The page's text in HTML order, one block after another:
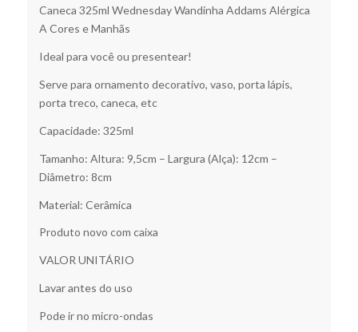
Caneca 325ml Wednesday Wandinha Addams Alérgica
A Cores e Manhãs
Ideal para você ou presentear!
Serve para ornamento decorativo, vaso, porta lápis,
porta treco, caneca, etc
Capacidade: 325ml
Tamanho: Altura: 9,5cm – Largura (Alça): 12cm –
Diâmetro: 8cm
Material: Cerâmica
Produto novo com caixa
VALOR UNITÁRIO
Lavar antes do uso
Pode ir no micro-ondas